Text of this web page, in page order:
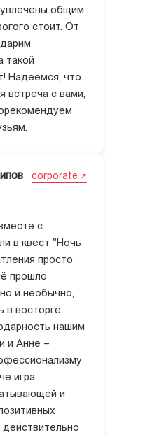
общим
стоит. От
такой
Надеемся, что
встреча с вами,
corporate
с
в квест "Ночь
просто
прошло
и необычно,
в восторге.
нашим
и Анне –
игра
и